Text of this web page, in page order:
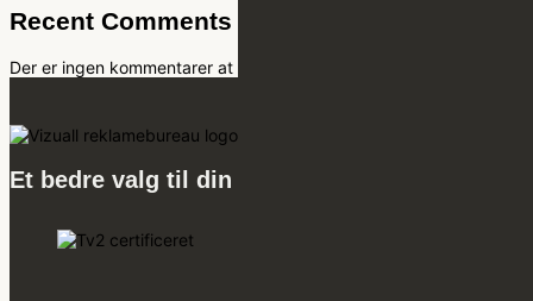
Recent Comments
Der er ingen kommentarer at vise.
Et bedre valg til din markedsføring.